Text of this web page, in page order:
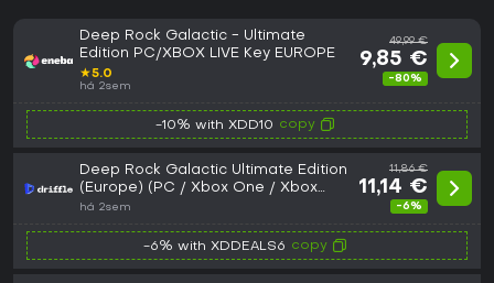
Deep Rock Galactic - Ultimate
Edition PC/XBOX LIVE Key EUROPE
★5.0
há 2sem
49,99 €
9,85 €
-80%
-10% with XDD10 copy
Deep Rock Galactic Ultimate Edition
(Europe) (PC / Xbox One / Xbox
Series X|S) - Xbox Live - Digital Key
há 2sem
11,86 €
11,14 €
-6%
-6% with XDDEALS6 copy